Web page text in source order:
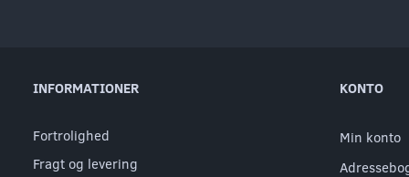
INFORMATIONER
Fortrolighed
Fragt og levering
KONTO
Min konto